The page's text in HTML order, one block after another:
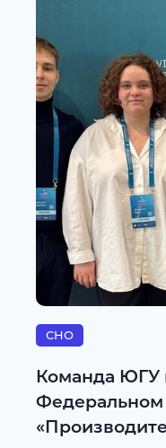
СНО
Команда ЮГУ